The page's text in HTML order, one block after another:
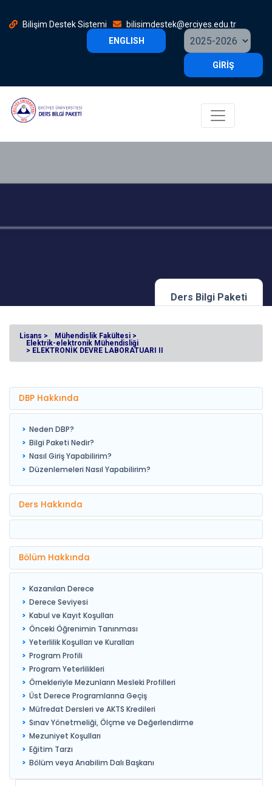
Bilişim Destek Sistemi
bilisimdestek@erciyes.edu.tr
ENGLISH
GİRİŞ
Ders Bilgi Paketi
Lisans >
Mühendislik Fakültesi >
Elektrik-elektronik Mühendisliği
> ELEKTRONİK DEVRE LABORATUARI II
DBP Hakkında
Neden DBP?
Bilgi Paketi Nedir?
Nasıl Giriş Yapabilirim?
Düzenlemeleri Nasıl Yapabilirim?
Ders Hakkında
Bölüm Hakkında
Kazanılan Derece
Derece Seviyesi
Kabul ve Kayıt Koşulları
Önceki Öğrenimin Tanınması
Yeterlilik Koşulları ve Kuralları
Program Profili
Program Yeterlilikleri
Örnekleriyle Mezunların Mesleki Profilleri
Üst Derece Programlarına Geçiş
Müfredat Dersleri ve AKTS Kredileri
Sınav Yönetmeliği, Ölçme ve Değerlendirme
Mezuniyet Koşulları
Eğitim Tarzı
Bölüm veya Anabilim Dalı Başkanı